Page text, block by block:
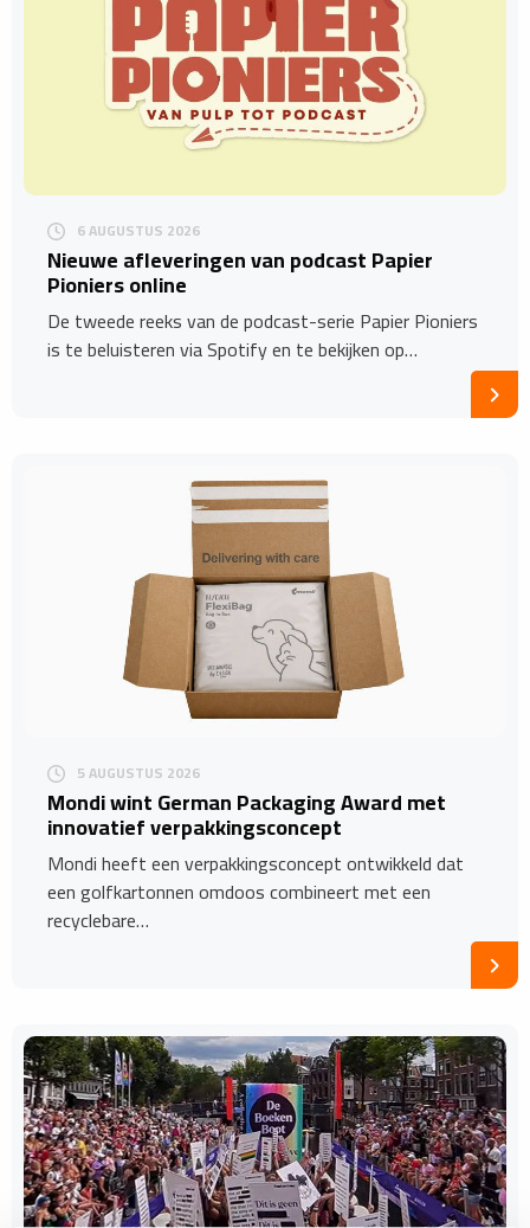
6 AUGUSTUS 2026
Nieuwe afleveringen van podcast Papier
Pioniers online
De tweede reeks van de podcast-serie Papier Pioniers
is te beluisteren via Spotify en te bekijken op…
5 AUGUSTUS 2026
Mondi wint German Packaging Award met
innovatief verpakkingsconcept
Mondi heeft een verpakkingsconcept ontwikkeld dat
een golfkartonnen omdoos combineert met een
recyclebare…